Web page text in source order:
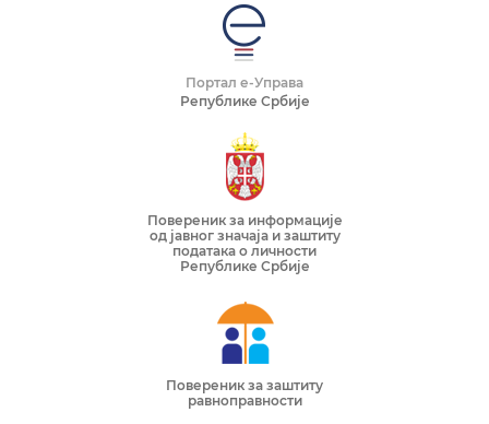
Портал е-Управа
Републике Србије
Повереник за информације
од јавног значаја и заштиту
података о личности
Републике Србије
Повереник за заштиту
равноправности